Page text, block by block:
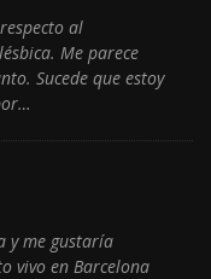
al
Me parece
Sucede que estoy
y me gustaría
vivo en Barcelona